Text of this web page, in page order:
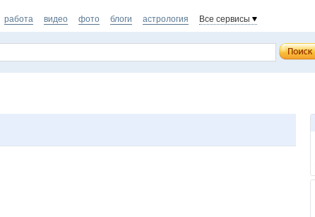
работа видео фото блоги астрология Все сервисы